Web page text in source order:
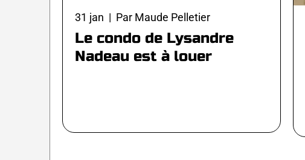
31 jan | Par Maude Pelletier
Le condo de Lysandre
Nadeau est à louer